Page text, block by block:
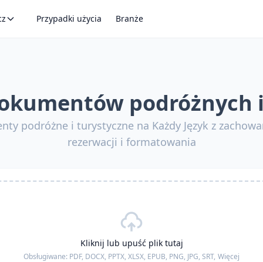
Przypadki użycia Branże
podróżne i turystyczne na Każdy Język z
rezerwacji i formatowania
Kliknij lub upuść plik tutaj
Obsługiwane: PDF, DOCX, PPTX, XLSX, EPUB, PNG, JPG, SRT, Więcej